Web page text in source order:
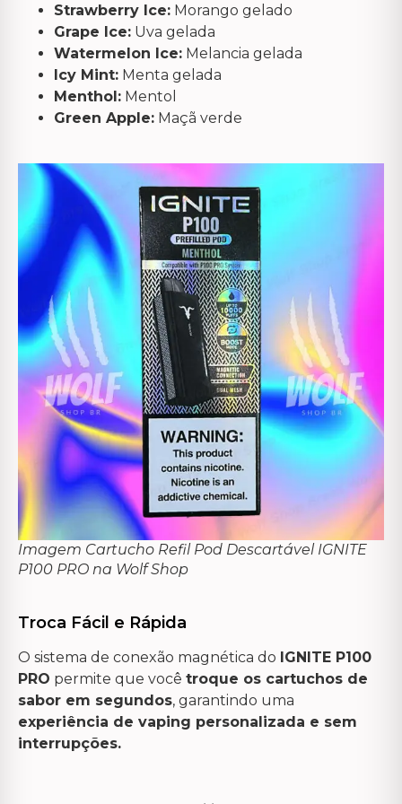
Strawberry Ice: Morango gelado
Grape Ice: Uva gelada
Watermelon Ice: Melancia gelada
Icy Mint: Menta gelada
Menthol: Mentol
Green Apple: Maçã verde
Imagem Cartucho Refil Pod Descartável IGNITE
P100 PRO na Wolf Shop
Troca Fácil e Rápida
O sistema de conexão magnética do IGNITE P100
PRO permite que você troque os cartuchos de
sabor em segundos, garantindo uma
experiência de vaping personalizada e sem
interrupções.